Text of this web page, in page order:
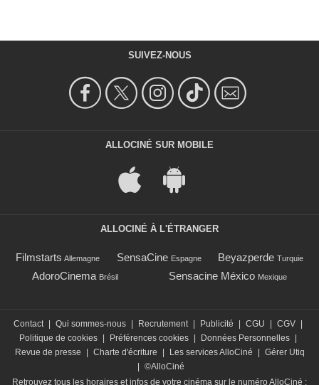
SUIVEZ-NOUS
ALLOCINÉ SUR MOBILE
ALLOCINÉ À L'ÉTRANGER
Filmstarts Allemagne SensaCine Espagne Beyazperde Turquie
AdoroCinema Brésil Sensacine México Mexique
Contact | Qui sommes-nous | Recrutement | Publicité | CGU | CGV |
Politique de cookies | Préférences cookies | Données Personnelles |
Revue de presse
| Charte d'écriture | Les services AlloCiné | Gérer Utiq
| ©AlloCiné
Retrouvez tous les horaires et infos de votre cinéma sur le numéro AlloCiné :